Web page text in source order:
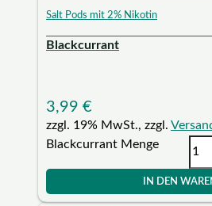
Salt Pods mit 2% Nikotin
Blackcurrant
3,99 €
zzgl. 19% MwSt., zzgl.
Blackcurrant Menge
IN DEN